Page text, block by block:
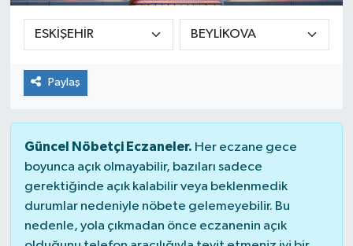
Paylaş
Güncel Nöbetçi Eczaneler. Her eczane gece
boyunca açık olmayabilir, bazıları sadece
gerektiğinde açık kalabilir veya beklenmedik
durumlar nedeniyle nöbete gelemeyebilir. Bu
nedenle, yola çıkmadan önce eczanenin açık